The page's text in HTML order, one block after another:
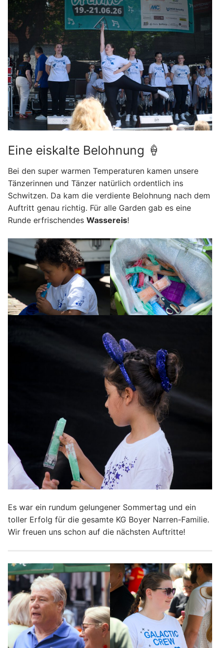
Eine eiskalte Belohnung 🍦
Bei den super warmen Temperaturen kamen unsere
Tänzerinnen und Tänzer natürlich ordentlich ins
Schwitzen. Da kam die verdiente Belohnung nach dem
Auftritt genau richtig. Für alle Garden gab es eine
Runde erfrischendes Wassereis!
Es war ein rundum gelungener Sommertag und ein
toller Erfolg für die gesamte KG Boyer Narren-Familie.
Wir freuen uns schon auf die nächsten Auftritte!